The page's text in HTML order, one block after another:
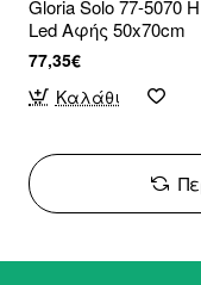
Gloria Solo 77-5070
Led Αφής 50x70cm
77,35€
Καλάθι